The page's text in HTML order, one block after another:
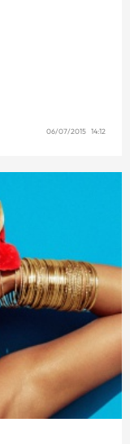
06/07/2015 14:12